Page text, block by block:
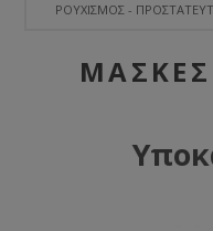
ΡΟΥΧΙΣΜΌΣ -